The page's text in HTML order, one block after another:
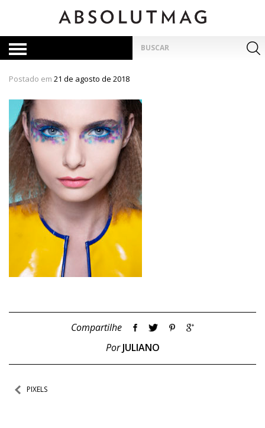
por:
Postado em 21 de agosto de 2018
Compartilhe
PorJULIANO
Navegação
PIXELS